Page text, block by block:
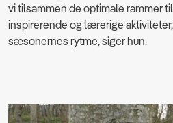
vi tilsammen de optimale rammer
inspirerende og lærerige
sæsonernes rytme, siger hun.